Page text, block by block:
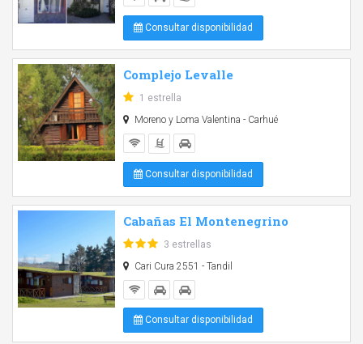
Consultar disponibilidad
Complejo Levalle
1 estrella
Moreno y Loma Valentina - Carhué
Consultar disponibilidad
Cabañas El Montenegrino
3 estrellas
Cari Cura 2551 - Tandil
Consultar disponibilidad